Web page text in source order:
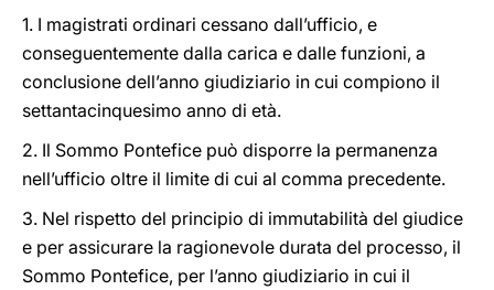
1. I magistrati ordinari cessano dall’ufficio, e
conseguentemente dalla carica e dalle funzioni, a
conclusione dell’anno giudiziario in cui compiono il
settantacinquesimo anno di età.
2. Il Sommo Pontefice può disporre la permanenza
nell’ufficio oltre il limite di cui al comma precedente.
3. Nel rispetto del principio di immutabilità del giudice
e per assicurare la ragionevole durata del processo, il
Sommo Pontefice, per l’anno giudiziario in cui il